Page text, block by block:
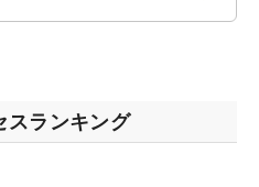
スランキング